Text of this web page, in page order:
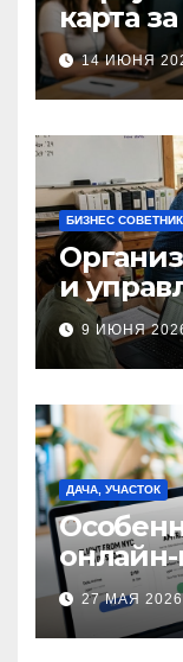
карта
банков
14 ИЮНЯ
БИЗНЕС СОВЕТНИК
и
9 ИЮНЯ
ДАЧА, УЧАСТОК
поиска
билетов
27 МАЯ 2026